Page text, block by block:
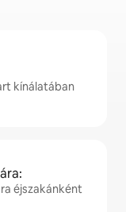
kínálatában
éjszakánként